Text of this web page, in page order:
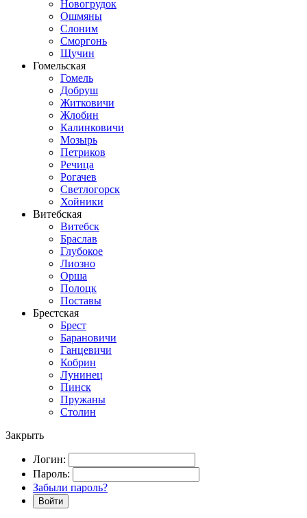
Новогрудок
Ошмяны
Слоним
Сморгонь
Щучин
Гомельская
Гомель
Добруш
Житковичи
Жлобин
Калинковичи
Мозырь
Петриков
Речица
Рогачев
Светлогорск
Хойники
Витебская
Витебск
Браслав
Глубокое
Лиозно
Орша
Полоцк
Поставы
Брестская
Брест
Барановичи
Ганцевичи
Кобрин
Лунинец
Пинск
Пружаны
Столин
Закрыть
Логин:
Пароль:
Забыли пароль?
Войти